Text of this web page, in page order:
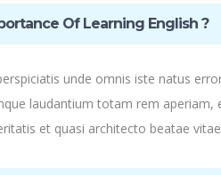
Of Learning English ?
unde omnis iste natus
laudantium totam rem aperiam,
et quasi architecto beatae vitae